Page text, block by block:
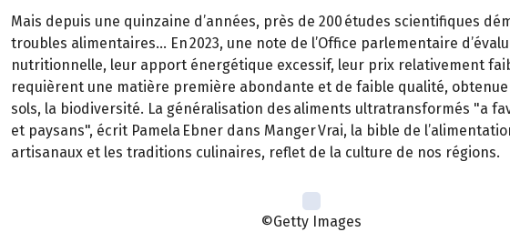
Mais depuis une quinzaine d’années, près de 200 études scientifiques
troubles alimentaires… En 2023, une note de l’Office parlementaire
nutritionnelle, leur apport énergétique excessif, leur prix relativement
requièrent une matière première abondante et de faible qualité,
sols, la biodiversité. La généralisation des aliments ultratransformés "a
et paysans", écrit Pamela Ebner dans Manger Vrai, la bible de
artisanaux et les traditions culinaires, reflet de la culture de nos régions.
©Getty Images